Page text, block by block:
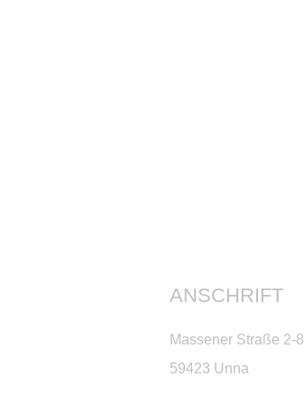
ANSCHRIFT
Massener Straße 2-8
59423 Unna